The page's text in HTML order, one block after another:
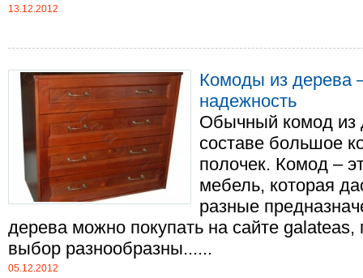
13.12.2012
Комоды из дерева
надежность
Обычный комод из
составе большое
полочек. Комод –
мебель, которая
разные
дерева можно покупать на сайте galateas,
выбор разнообразны......
05.12.2012